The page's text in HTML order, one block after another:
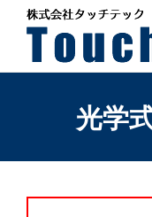
光学